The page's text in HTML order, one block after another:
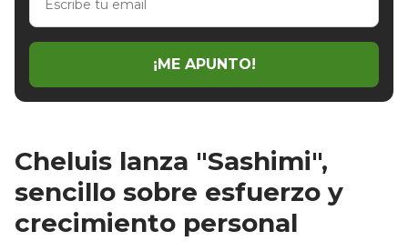
email
¡ME APUNTO!
Cheluis lanza "Sashimi",
sencillo sobre esfuerzo y
crecimiento personal